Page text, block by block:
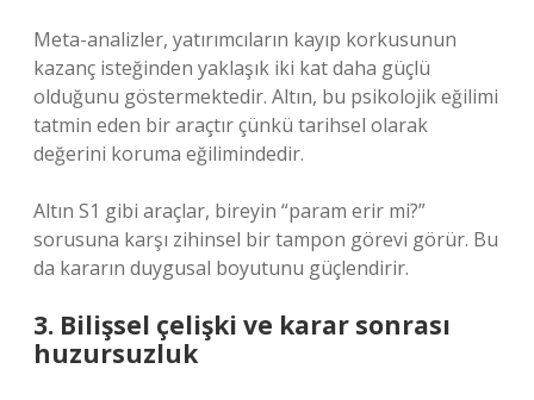
Meta-analizler, yatırımcıların kayıp korkusunun
kazanç isteğinden yaklaşık iki kat daha güçlü
olduğunu göstermektedir. Altın, bu psikolojik eğilimi
tatmin eden bir araçtır çünkü tarihsel olarak
değerini koruma eğilimindedir.
Altın S1 gibi araçlar, bireyin “param erir mi?”
sorusuna karşı zihinsel bir tampon görevi görür. Bu
da kararın duygusal boyutunu güçlendirir.
3. Bilişsel çelişki ve karar sonrası
huzursuzluk